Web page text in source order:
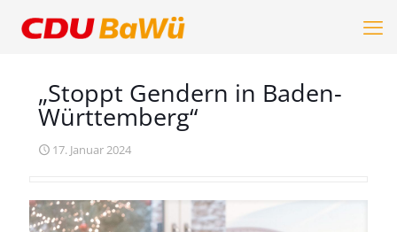
„Stoppt Gendern in Baden-
Württemberg“
17. Januar 2024